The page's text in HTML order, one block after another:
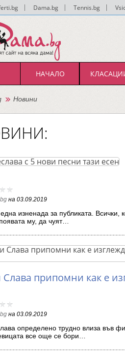
Dama.bg Tennis.bg
НАЧАЛО
Новини
на 03.09.2019
изненада за публиката.
му, да чуят…
Слава припомни как е
на 03.09.2019
определено трудно влиза във
все още се бори…